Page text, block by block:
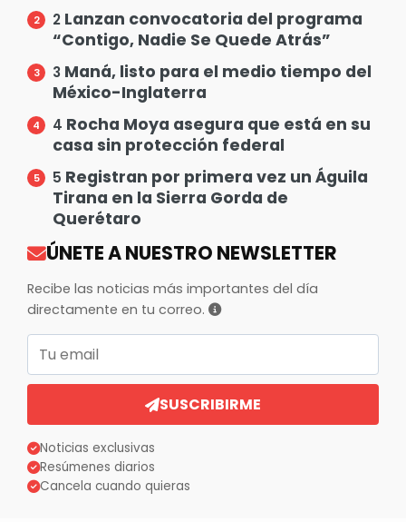
2 Lanzan convocatoria del programa
“Contigo, Nadie Se Quede Atrás”
3 Maná, listo para el medio tiempo del
México-Inglaterra
4 Rocha Moya asegura que está en su
casa sin protección federal
5 Registran por primera vez un Águila
Tirana en la Sierra Gorda de
Querétaro
ÚNETE A NUESTRO NEWSLETTER
Recibe las noticias más importantes del día
directamente en tu correo.
SUSCRIBIRME
Noticias exclusivas
Resúmenes diarios
Cancela cuando quieras